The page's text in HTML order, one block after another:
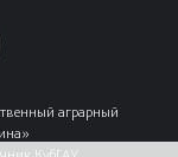
аграрный